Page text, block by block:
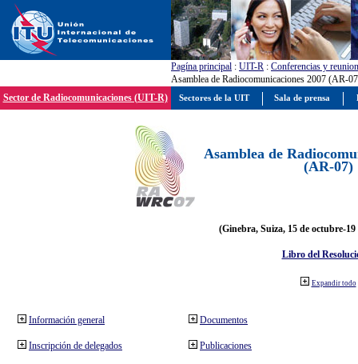
Pagína principal : UIT-R : Conferencias y
Asamblea de Radiocomunicaciones 2007 (AR-
Sector de Radiocomunicaciones (UIT-R)
Asamblea de
(AR-07)
(Ginebra, Suiza, 15 de octubre-19
Libro del
Expandir todo
Información general
Inscripción de delegados
Documentos
Publicaciones
Sectores de la UIT Sala de prensa